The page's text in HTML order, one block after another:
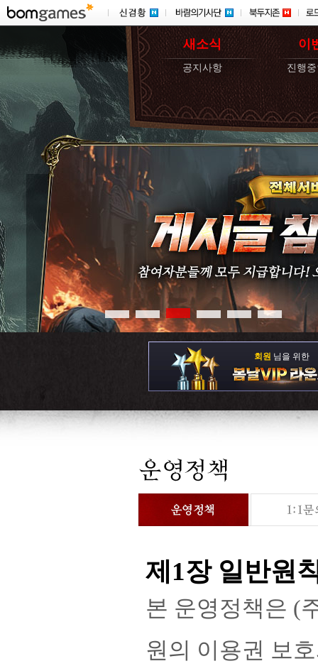
새소식
공지사항
이
진행
회원 님을 위한
제1장 일반원
본 운영정책은 (
원의 이용권 보